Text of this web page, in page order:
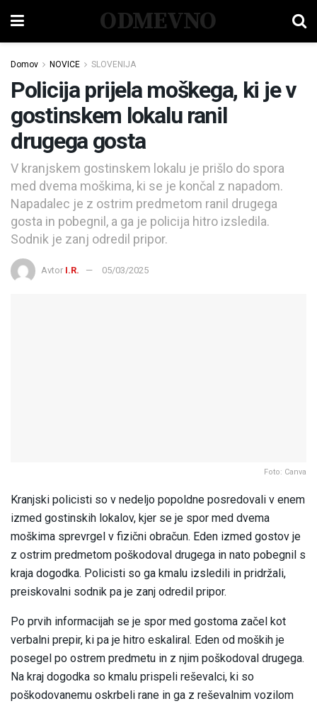
ODMEVNO
Domov NOVICE SLOVENIJA
Policija prijela moškega, ki je v
gostinskem lokalu ranil
drugega gosta
V kranjskem gostinskem lokalu je prišlo do spora
med dvema moškima, ki se je končal z napadom.
Napadalec je z ostrim predmetom ranil drugega
gosta in pobegnil, a ga je policija hitro izsledila.
Sodnik je zanj odredil pripor.
Avtor I.R. 05/03/2025
Foto: Canva
Kranjski policisti so v nedeljo popoldne posredovali v enem
izmed gostinskih lokalov, kjer se je spor med dvema
moškima sprevrgel v fizični obračun. Eden izmed gostov je
z ostrim predmetom poškodoval drugega in nato pobegnil s
kraja dogodka. Policisti so ga kmalu izsledili in pridržali,
preiskovalni sodnik pa je zanj odredil pripor.
Po prvih informacijah se je spor med gostoma začel kot
verbalni prepir, ki pa je hitro eskaliral. Eden od moških je
posegel po ostrem predmetu in z njim poškodoval drugega.
Na kraj dogodka so kmalu prispeli reševalci, ki so
poškodovanemu oskrbeli rane in ga z reševalnim vozilom